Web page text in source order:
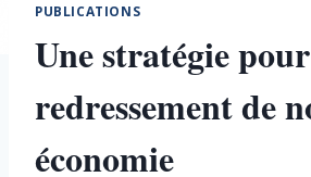
PUBLICATIONS
Une stratégie
redressement de
économie